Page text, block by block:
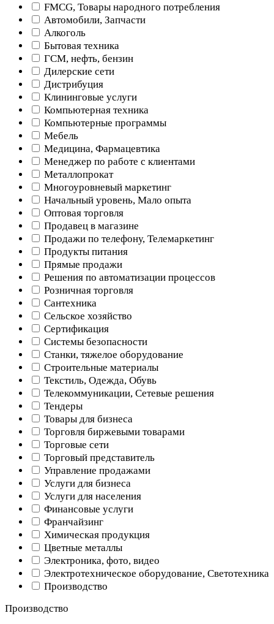
FMCG, Товары народного потребления
Автомобили, Запчасти
Алкоголь
Бытовая техника
ГСМ, нефть, бензин
Дилерские сети
Дистрибуция
Клининговые услуги
Компьютерная техника
Компьютерные программы
Мебель
Медицина, Фармацевтика
Менеджер по работе с клиентами
Металлопрокат
Многоуровневый маркетинг
Начальный уровень, Мало опыта
Оптовая торговля
Продавец в магазине
Продажи по телефону, Телемаркетинг
Продукты питания
Прямые продажи
Решения по автоматизации процессов
Розничная торговля
Сантехника
Сельское хозяйство
Сертификация
Системы безопасности
Станки, тяжелое оборудование
Строительные материалы
Текстиль, Одежда, Обувь
Телекоммуникации, Сетевые решения
Тендеры
Товары для бизнеса
Торговля биржевыми товарами
Торговые сети
Торговый представитель
Управление продажами
Услуги для бизнеса
Услуги для населения
Финансовые услуги
Франчайзинг
Химическая продукция
Цветные металлы
Электроника, фото, видео
Электротехническое оборудование, Светотехника
Производство
Производство